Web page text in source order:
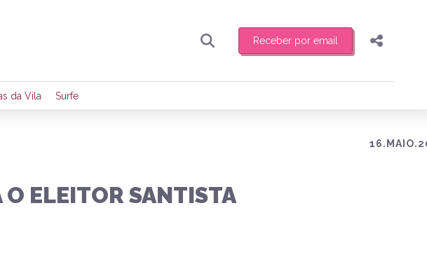
Receber por email
seus dados para receber toda sexta-feira de manhã o resumo
e notícias da região.
Compartilhar
Enviar por Whatsapp
da Vila Surfe
ELEITOR SANTISTA